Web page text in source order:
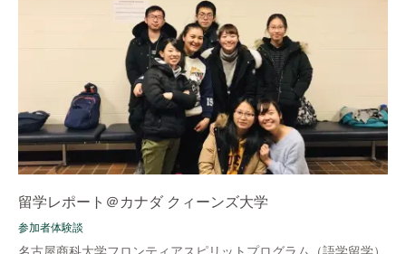
留学レポート＠カナダ クィーンズ大学
参加者体験談